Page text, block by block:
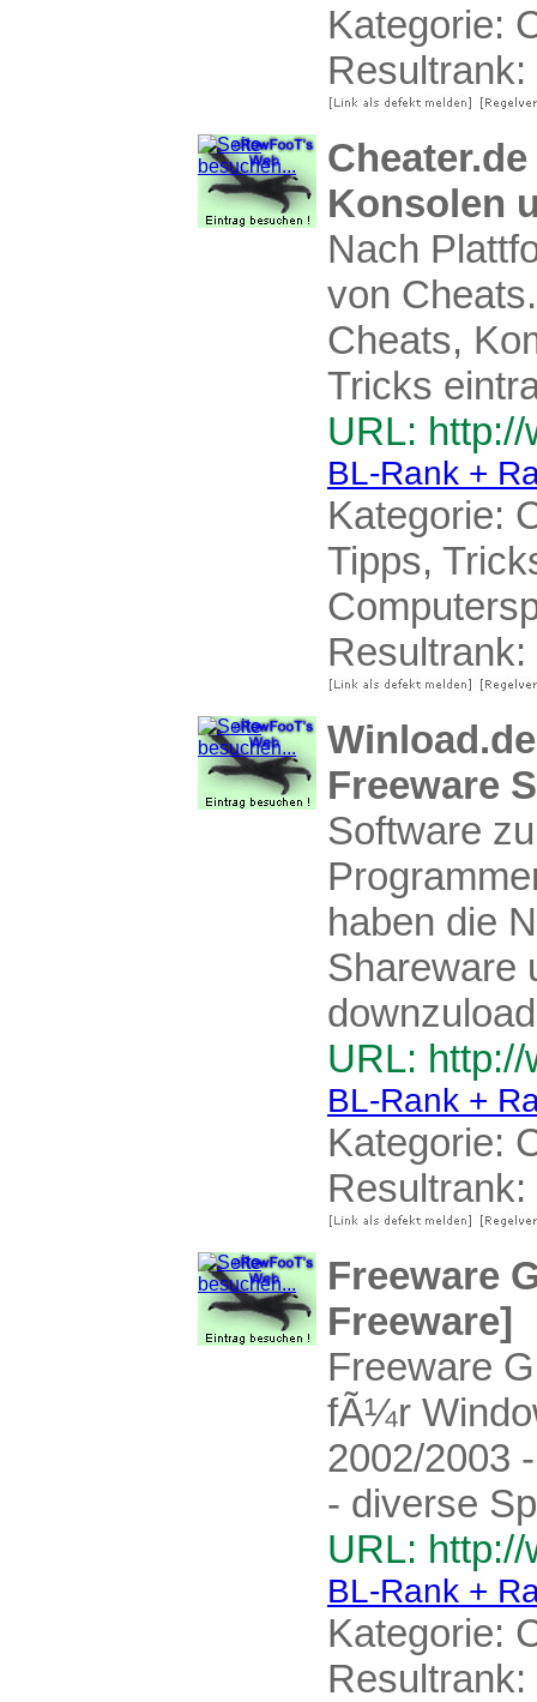
Kategorie:
Resultrank:
Konsolen
Nach
von
Cheats,
Tricks
URL:
BL-Rank +
Kategorie:
Tipps,
Resultrank:
Freeware
Software
haben die
Shareware
URL:
BL-Rank +
Kategorie:
Resultrank:
Freeware
Freeware]
Freeware
fÃ¼r
2002/2003
- diverse
URL:
BL-Rank +
Kategorie:
Resultrank: